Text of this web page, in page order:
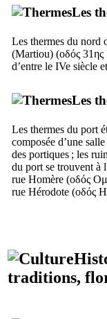
Les
Les thermes du nord
(Martiou) (οδός
d’entre le IVe siècle
Les
Les thermes du port
composée d’une
des portiques ; les
du port se trouvent à
rue Homère (οδός
rue Hérodote (οδός
traditions,